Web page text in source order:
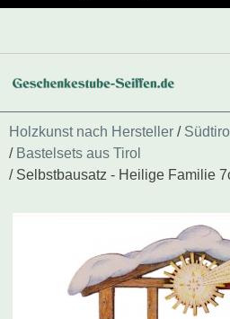
Neue Produkte
Ausgewählte Produkte
Alle Produkte
Holzkunst nach Hersteller
Schwibbogen
Holzkunst nach Hersteller
Bastelsets aus Tirol
Selbstbausatz - Heilige Familie